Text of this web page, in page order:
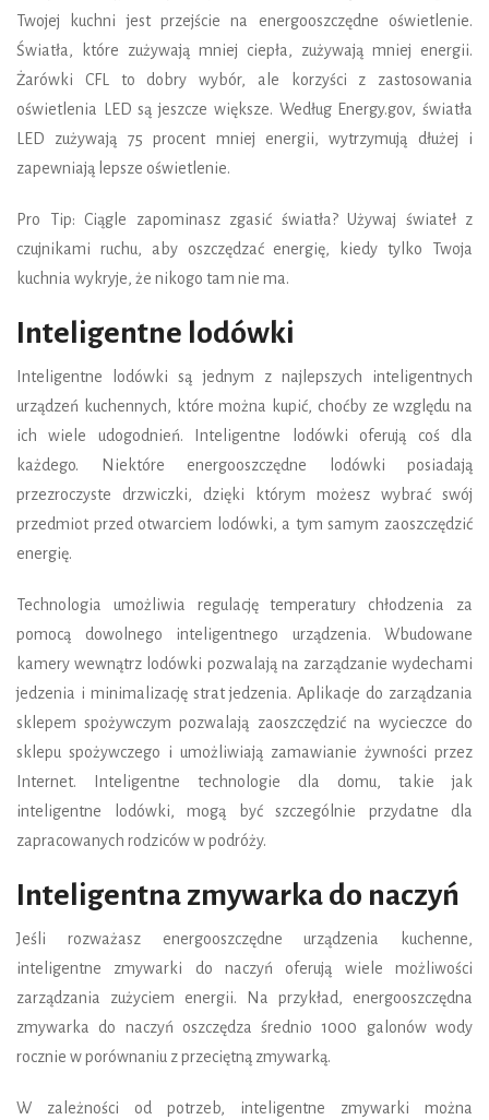
Twojej kuchni jest przejście na energooszczędne oświetlenie.
Światła, które zużywają mniej ciepła, zużywają mniej energii.
Żarówki CFL to dobry wybór, ale korzyści z zastosowania
oświetlenia LED są jeszcze większe. Według Energy.gov, światła
LED zużywają 75 procent mniej energii, wytrzymują dłużej i
zapewniają lepsze oświetlenie.
Pro Tip: Ciągle zapominasz zgasić światła? Używaj świateł z
czujnikami ruchu, aby oszczędzać energię, kiedy tylko Twoja
kuchnia wykryje, że nikogo tam nie ma.
Inteligentne lodówki
Inteligentne lodówki są jednym z najlepszych inteligentnych
urządzeń kuchennych, które można kupić, choćby ze względu na
ich wiele udogodnień. Inteligentne lodówki oferują coś dla
każdego. Niektóre energooszczędne lodówki posiadają
przezroczyste drzwiczki, dzięki którym możesz wybrać swój
przedmiot przed otwarciem lodówki, a tym samym zaoszczędzić
energię.
Technologia umożliwia regulację temperatury chłodzenia za
pomocą dowolnego inteligentnego urządzenia. Wbudowane
kamery wewnątrz lodówki pozwalają na zarządzanie wydechami
jedzenia i minimalizację strat jedzenia. Aplikacje do zarządzania
sklepem spożywczym pozwalają zaoszczędzić na wycieczce do
sklepu spożywczego i umożliwiają zamawianie żywności przez
Internet. Inteligentne technologie dla domu, takie jak
inteligentne lodówki, mogą być szczególnie przydatne dla
zapracowanych rodziców w podróży.
Inteligentna zmywarka do naczyń
Jeśli rozważasz energooszczędne urządzenia kuchenne,
inteligentne zmywarki do naczyń oferują wiele możliwości
zarządzania zużyciem energii. Na przykład, energooszczędna
zmywarka do naczyń oszczędza średnio 1000 galonów wody
rocznie w porównaniu z przeciętną zmywarką.
W zależności od potrzeb, inteligentne zmywarki można